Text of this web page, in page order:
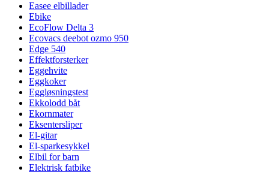
Easee elbillader
Ebike
EcoFlow Delta 3
Ecovacs deebot ozmo 950
Edge 540
Effektforsterker
Eggehvite
Eggkoker
Eggløsningstest
Ekkolodd båt
Ekornmater
Eksentersliper
El-gitar
El-sparkesykkel
Elbil for barn
Elektrisk fatbike